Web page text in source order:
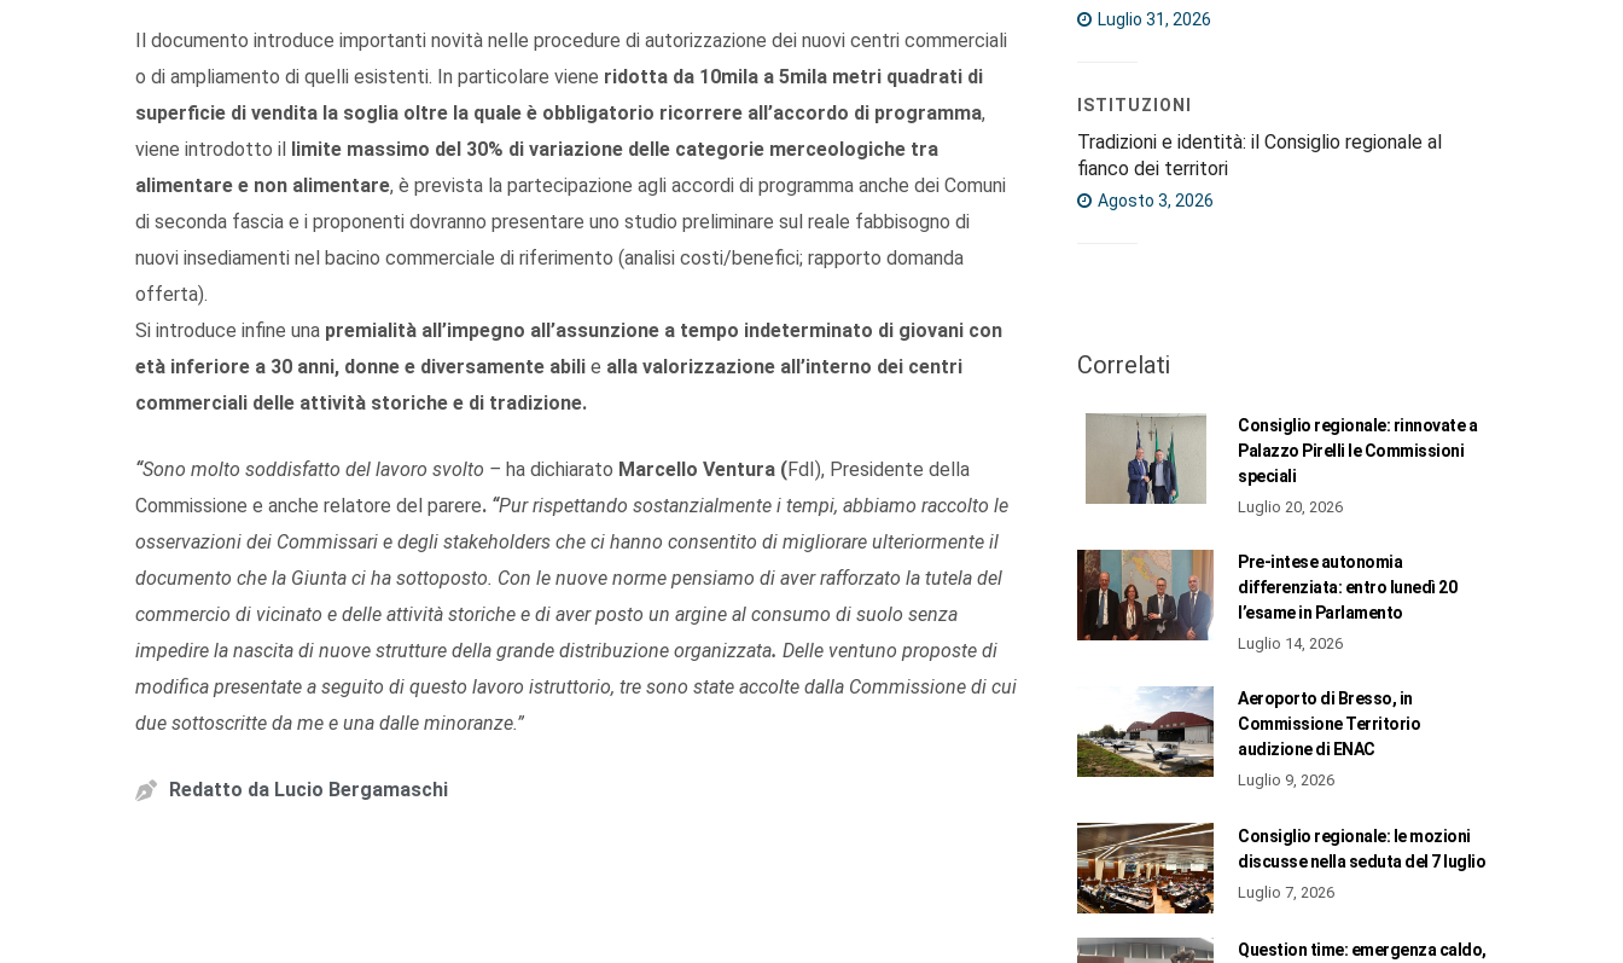
Il documento introduce importanti novità nelle procedure di autorizzazione dei nuovi centri commerciali
o di ampliamento di quelli esistenti. In particolare viene ridotta da 10mila a 5mila metri quadrati di
superficie di vendita la soglia oltre la quale è obbligatorio ricorrere all’accordo di programma,
viene introdotto il limite massimo del 30% di variazione delle categorie merceologiche tra
alimentare e non alimentare, è prevista la partecipazione agli accordi di programma anche dei Comuni
di seconda fascia e i proponenti dovranno presentare uno studio preliminare sul reale fabbisogno di
nuovi insediamenti nel bacino commerciale di riferimento (analisi costi/benefici; rapporto domanda
offerta).
Si introduce infine una premialità all’impegno all’assunzione a tempo indeterminato di giovani con
età inferiore a 30 anni, donne e diversamente abili e alla valorizzazione all’interno dei centri
commerciali delle attività storiche e di tradizione.
“Sono molto soddisfatto del lavoro svolto – ha dichiarato Marcello Ventura (FdI), Presidente della
Commissione e anche relatore del parere. “Pur rispettando sostanzialmente i tempi, abbiamo raccolto le
osservazioni dei Commissari e degli stakeholders che ci hanno consentito di migliorare ulteriormente il
documento che la Giunta ci ha sottoposto. Con le nuove norme pensiamo di aver rafforzato la tutela del
commercio di vicinato e delle attività storiche e di aver posto un argine al consumo di suolo senza
impedire la nascita di nuove strutture della grande distribuzione organizzata. Delle ventuno proposte di
modifica presentate a seguito di questo lavoro istruttorio, tre sono state accolte dalla Commissione di cui
due sottoscritte da me e una dalle minoranze.”
Redatto da Lucio Bergamaschi
Luglio 31, 2026
ISTITUZIONI
Tradizioni e identità: il Consiglio regionale al
fianco dei territori
Agosto 3, 2026
Correlati
Consiglio regionale: rinnovate a
Palazzo Pirelli le Commissioni
speciali
Luglio 20, 2026
Pre-intese autonomia
differenziata: entro lunedì 20
l’esame in Parlamento
Luglio 14, 2026
Aeroporto di Bresso, in
Commissione Territorio
audizione di ENAC
Luglio 9, 2026
Consiglio regionale: le mozioni
discusse nella seduta del 7 luglio
Luglio 7, 2026
Question time: emergenza caldo,